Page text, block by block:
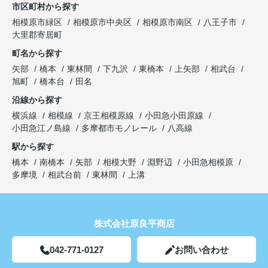
市区町村から探す
相模原市緑区
相模原市中央区 相模原市南区
八王子市
大里郡寄居町
町名から探す
矢部
橋本 東林間 下九沢 東橋本 上矢部
相武台
旭町
橋本台
田名
沿線から探す
横浜線
相模線 京王相模原線
小田急小田原線
小田急江ノ島線
多摩都市モノレール
八高線
駅から探す
橋本
南橋本 矢部 相模大野 淵野辺
小田急相模原
多摩境
相武台前 東林間 上溝
株式会社原良平商店
042-771-0127 お問い合わせ